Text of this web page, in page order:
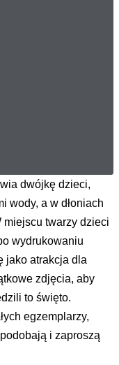
dwójkę dzieci,
wody, a w dłoniach
miejscu twarzy dzieci
wydrukowaniu
jako atrakcja dla
zdjęcia, aby
to święto.
egzemplarzy,
i zaproszą